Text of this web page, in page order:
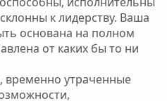
к лидерству. Ваша
основана на полном
от каких бы то ни
временно утраченные